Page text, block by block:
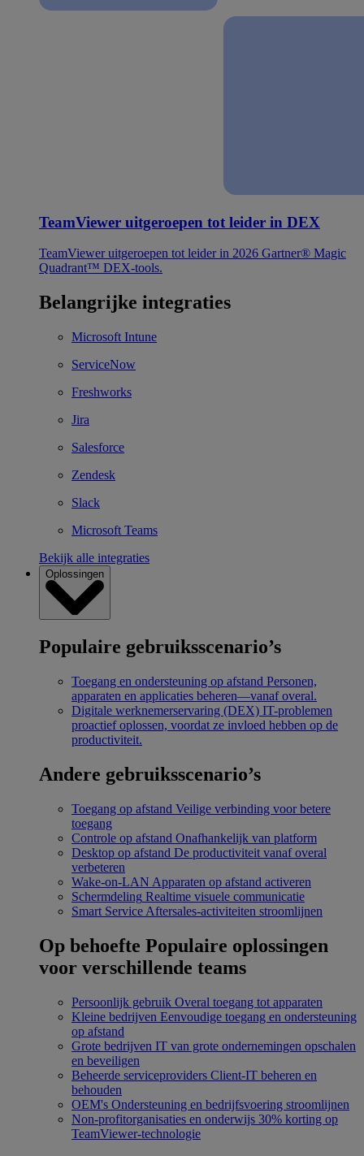
TeamViewer uitgeroepen tot leider in DEX
TeamViewer uitgeroepen tot leider in 2026 Gartner® Magic
Quadrant™ DEX-tools.
Belangrijke integraties
Microsoft Intune
ServiceNow
Freshworks
Jira
Salesforce
Zendesk
Slack
Microsoft Teams
Bekijk alle integraties
Oplossingen
Populaire gebruiksscenario’s
Toegang en ondersteuning op afstand Personen,
apparaten en applicaties beheren—vanaf overal.
Digitale werknemerservaring (DEX) IT-problemen
proactief oplossen, voordat ze invloed hebben op de
productiviteit.
Andere gebruiksscenario’s
Toegang op afstand Veilige verbinding voor betere
toegang
Controle op afstand Onafhankelijk van platform
Desktop op afstand De productiviteit vanaf overal
verbeteren
Wake-on-LAN Apparaten op afstand activeren
Schermdeling Realtime visuele communicatie
Smart Service Aftersales-activiteiten stroomlijnen
Op behoefte Populaire oplossingen
voor verschillende teams
Persoonlijk gebruik Overal toegang tot apparaten
Kleine bedrijven Eenvoudige toegang en ondersteuning
op afstand
Grote bedrijven IT van grote ondernemingen opschalen
en beveiligen
Beheerde serviceproviders Client-IT beheren en
behouden
OEM's Ondersteuning en bedrijfsvoering stroomlijnen
Non-profitorganisaties en onderwijs 30% korting op
TeamViewer-technologie